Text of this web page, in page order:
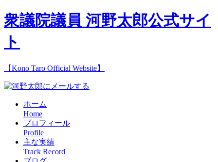
衆議院議員 河野太郎公式サイ
ト
【Kono Taro Official Website】
ホーム
Home
プロフィール
Profile
主な実績
Track Record